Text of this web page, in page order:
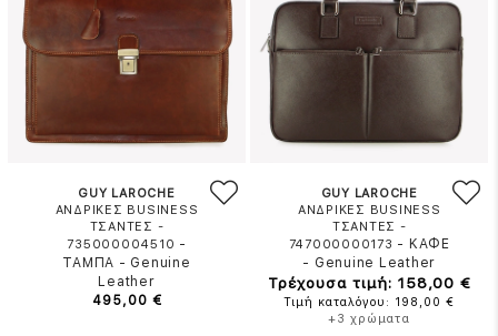
GUY LAROCHE
ΑΝΔΡΙΚΕΣ BUSINESS
ΤΣΑΝΤΕΣ -
735000004510 -
ΤΑΜΠΑ - Genuine
Leather
495,00 €
GUY LAROCHE
ΑΝΔΡΙΚΕΣ BUSINESS
ΤΣΑΝΤΕΣ -
747000000173 - ΚΑΦΕ
- Genuine Leather
Τρέχουσα τιμή: 158,00 €
Τιμή καταλόγου: 198,00 €
+3 χρώματα